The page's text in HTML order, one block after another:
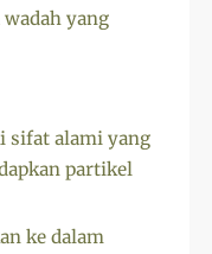
yang
sifat alami yang
partikel
ke dalam